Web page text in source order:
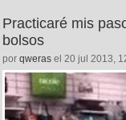
Practicaré mis
bolsos
por qweras el 20 jul 2013,